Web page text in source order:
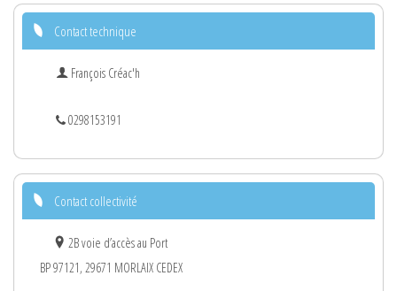
Contact technique
François Créac'h
0298153191
Contact collectivité
2B voie d’accès au Port
BP 97121, 29671 MORLAIX CEDEX